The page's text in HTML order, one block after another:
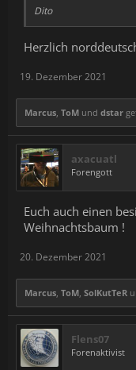
Dito
Herzlich
19. Dezember 2021
Marcus ToM und dstar
axacuatl
Forengott
Euch auch einen
Weihnachtsbaum !
20. Dezember 2021
Marcus ToM SolKutTeR
Flens07
Forenaktivist